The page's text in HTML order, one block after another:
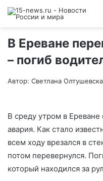
В Ереване
– погиб
Автор: Светлана
В среду утром в Ереване
авария. Как стало
всем ходу врезался в
потом перевернулся.
который находился за